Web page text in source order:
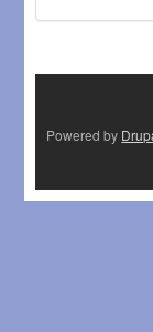
Powered by